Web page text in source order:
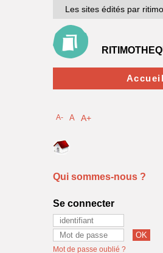
Les sites édités par
Accueil
A- A A+
Qui sommes-nous ?
Se connecter
Mot de passe oublié ?